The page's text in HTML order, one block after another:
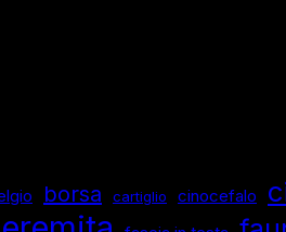
borsa cartiglio cinocefalo